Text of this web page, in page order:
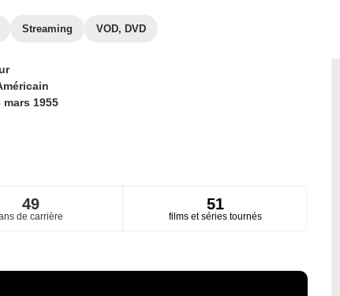
Streaming VOD, DVD
mars 1955
49
de carrière
51
films et séries tournés